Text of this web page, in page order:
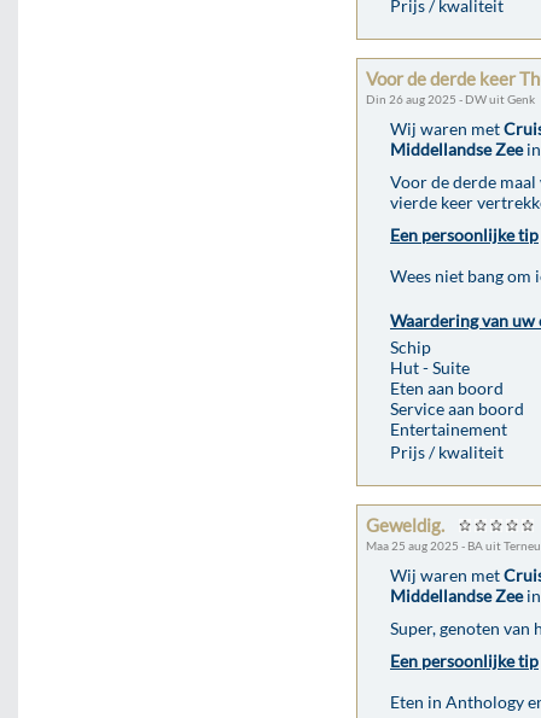
Prijs / kwaliteit
Voor de derde keer
Din 26 aug 2025 - DW uit Genk
Wij waren met
Middellandse Zeein
Voor de derde
vierde keer
Een persoonlijke tip
Wees niet bang om
Waardering van uw
Schip
Hut - Suite
Eten aan boord
Service aan boord
Entertainement
Prijs / kwaliteit
Geweldig.
Maa 25 aug 2025 - BA uit
Wij waren met
Middellandse Zeein
Super, genoten van
Een persoonlijke tip
Eten in Anthology